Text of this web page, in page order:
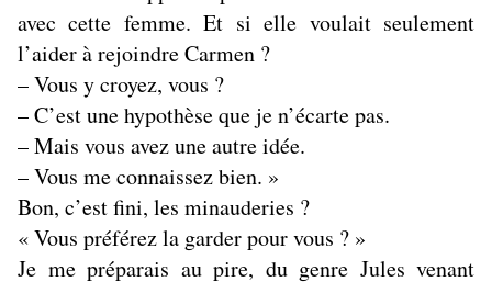
avec cette femme. Et si elle voulait seulement
l’aider à rejoindre Carmen ?
– Vous y croyez, vous ?
– C’est une hypothèse que je n’écarte pas.
– Mais vous avez une autre idée.
– Vous me connaissez bien. »
Bon, c’est fini, les minauderies ?
« Vous préférez la garder pour vous ? »
Je me préparais au pire, du genre Jules venant